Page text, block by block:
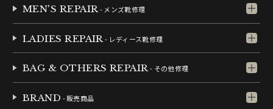
MEN'S REPAIR- メンズ靴修理
LADIES REPAIR - レディース靴修理
BAG & OTHERS REPAIR- その他修理
BRAND - 販売商品